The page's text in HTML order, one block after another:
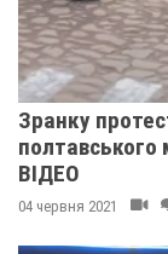
Зранку
ВІДЕО
04 червня 2021